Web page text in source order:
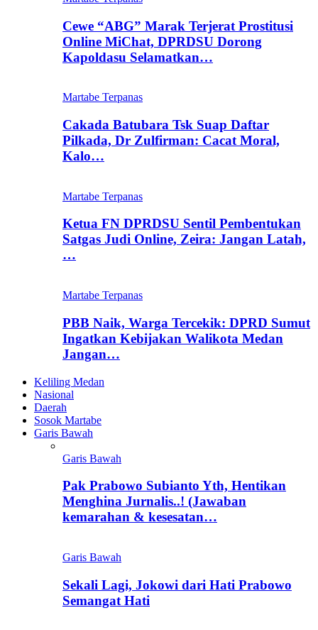
Cewe “ABG” Marak Terjerat Prostitusi
Online MiChat, DPRDSU Dorong
Kapoldasu Selamatkan…
Martabe Terpanas
Cakada Batubara Tsk Suap Daftar
Pilkada, Dr Zulfirman: Cacat Moral,
Kalo…
Martabe Terpanas
Ketua FN DPRDSU Sentil Pembentukan
Satgas Judi Online, Zeira: Jangan Latah,
…
Martabe Terpanas
PBB Naik, Warga Tercekik: DPRD Sumut
Ingatkan Kebijakan Walikota Medan
Jangan…
Keliling Medan
Nasional
Daerah
Sosok Martabe
Garis Bawah
Garis Bawah
Pak Prabowo Subianto Yth, Hentikan
Menghina Jurnalis..! (Jawaban
kemarahan & kesesatan…
Garis Bawah
Sekali Lagi, Jokowi dari Hati Prabowo
Semangat Hati